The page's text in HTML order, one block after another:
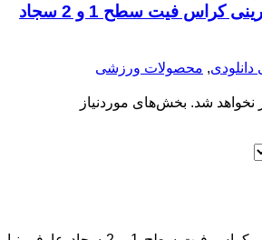
نخواهد شد. بخش‌های موردنیاز
کتاب 100 برنامه تمرینی کراس فیت سطح 1 و 2 سجاد
, محصولات ورزشی